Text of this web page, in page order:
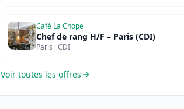
Café La Chope
Chef de rang H/F – Paris (CDI)
Paris · CDI
Voir toutes les offres